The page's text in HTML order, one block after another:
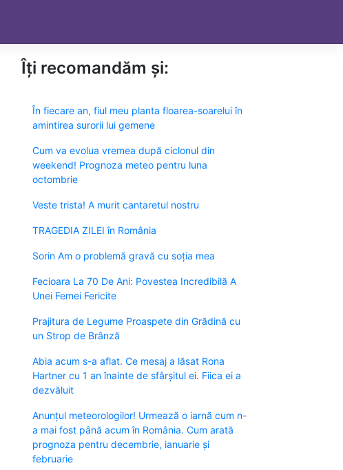
Îți recomandăm și:
În fiecare an, fiul meu planta floarea-soarelui în
amintirea surorii lui gemene
Cum va evolua vremea după ciclonul din
weekend! Prognoza meteo pentru luna
octombrie
Veste trista! A murit cantaretul nostru
TRAGEDIA ZILEI în România
Sorin Am o problemă gravă cu soția mea
Fecioara La 70 De Ani: Povestea Incredibilă A
Unei Femei Fericite
Prajitura de Legume Proaspete din Grădină cu
un Strop de Brânză
Abia acum s-a aflat. Ce mesaj a lăsat Rona
Hartner cu 1 an înainte de sfârșitul ei. Fiica ei a
dezvăluit
Anunțul meteorologilor! Urmează o iarnă cum n-
a mai fost până acum în România. Cum arată
prognoza pentru decembrie, ianuarie și
februarie